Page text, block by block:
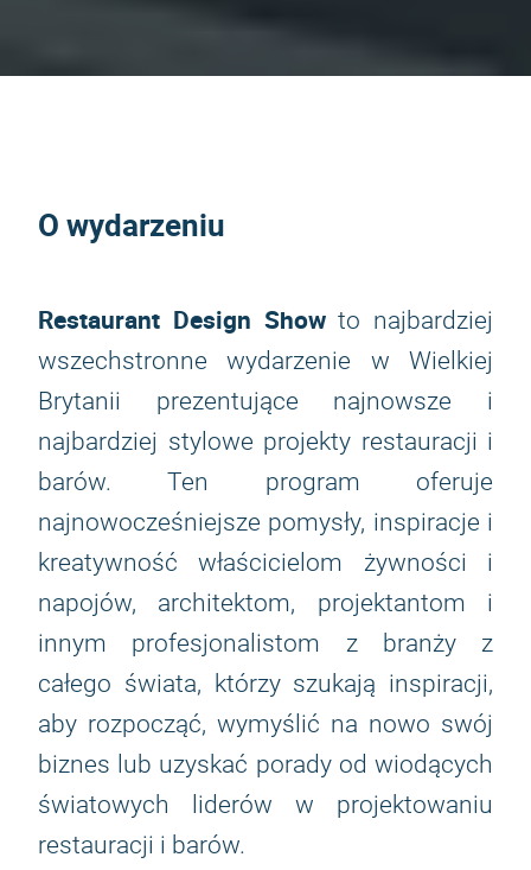
O wydarzeniu
Restaurant Design Showto najbardziej
wszechstronne wydarzenie w Wielkiej
Brytanii prezentujące najnowsze i
najbardziej stylowe projekty restauracji i
barów. Ten program oferuje
najnowocześniejsze pomysły, inspiracje i
kreatywność właścicielom żywności i
napojów, architektom, projektantom i
innym profesjonalistom z branży z
całego świata, którzy szukają inspiracji,
aby rozpocząć, wymyślić na nowo swój
biznes lub uzyskać porady od wiodących
światowych liderów w projektowaniu
restauracji i barów.